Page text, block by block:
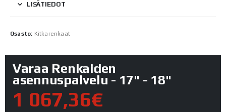
LISÄTIEDOT
Osasto: Kitkarenkaat
Varaa Renkaiden
asennuspalvelu - 17" - 18"
1 067,36€